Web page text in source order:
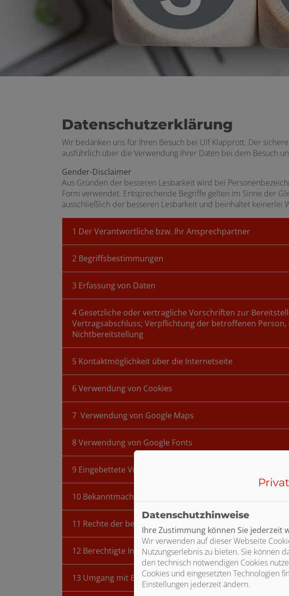
Datenschutzerklärung
Wir bedanken uns für Ihren Besuch bei Ulf Klapprott. Der
ausführlich über die Verwendung Ihrer Daten bei dem Besuch
Gender-Disclaimer
Aus Gründen der besseren Lesbarkeit wird bei
Form verwendet. Entsprechende Begriffe gelten im Sinne der
ausschließlich der besseren Lesbarkeit und beinhaltet keinerlei
1 Der Verantwortliche bzw. Ihr Ansprechpartner
2 Begriffsbestimmungen
3 Erfassung von Daten
4 Gesetzliche oder vertragliche Vorschriften zur
Vertragsabschluss; Verpflichtung der betroffenen
Nichtbereitstellung
5 Kontaktmöglichkeit über die Internetseite
6 Verwendung von Cookies
7 Verwendung von Google Maps
8 Verwendung von Google Fonts
9 Eingebettete Videos, Bilder und Links zu externen
10 Bekanntmachung von Veränderungen
11 Rechte der betroffenen Personen
12 Berechtigte Interessen an der Verarbeitung, die von
13 Umgang mit Bewerberdaten
Datenschutzhinweise
Ihre Zustimmung können Sie jederzeit
Wir verwenden auf dieser Webseite
Nutzungserlebnis zu bieten. Sie können
den technisch notwendigen Cookies
Cookies und eingesetzten Technologien
Einstellungen jederzeit ändern.